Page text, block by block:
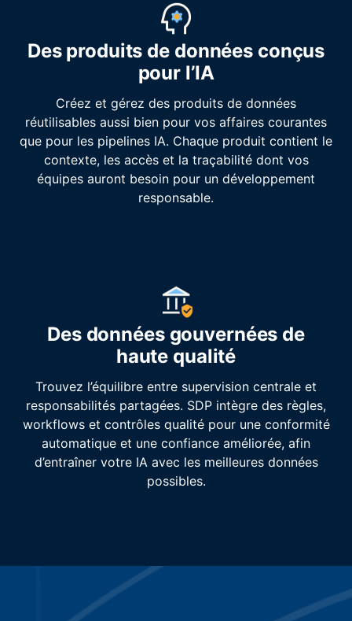
Des produits de données conçus
pour l’IA
Créez et gérez des produits de données
réutilisables aussi bien pour vos affaires courantes
que pour les pipelines IA. Chaque produit contient le
contexte, les accès et la traçabilité dont vos
équipes auront besoin pour un développement
responsable.
Des données gouvernées de
haute qualité
Trouvez l’équilibre entre supervision centrale et
responsabilités partagées. SDP intègre des règles,
workflows et contrôles qualité pour une conformité
automatique et une confiance améliorée, afin
d’entraîner votre IA avec les meilleures données
possibles.